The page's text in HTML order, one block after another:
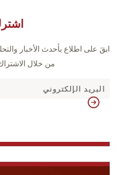
ابقَ على اطلاع بأحدث الأخبار
من خلال